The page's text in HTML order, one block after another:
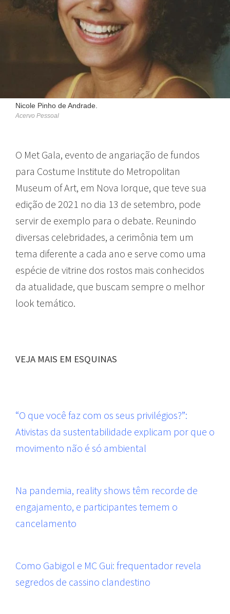
Nicole Pinho de Andrade.
Acervo Pessoal
O Met Gala, evento de angariação de fundos
para Costume Institute do Metropolitan
Museum of Art, em Nova Iorque, que teve sua
edição de 2021 no dia 13 de setembro, pode
servir de exemplo para o debate. Reunindo
diversas celebridades, a cerimônia tem um
tema diferente a cada ano e serve como uma
espécie de vitrine dos rostos mais conhecidos
da atualidade, que buscam sempre o melhor
look temático.
VEJA MAIS EM ESQUINAS
“O que você faz com os seus privilégios?”:
Ativistas da sustentabilidade explicam por que o
movimento não é só ambiental
Na pandemia, reality shows têm recorde de
engajamento, e participantes temem o
cancelamento
Como Gabigol e MC Gui: frequentador revela
segredos de cassino clandestino